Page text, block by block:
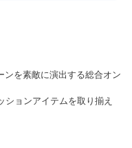
ンを素敵に演出する総合オン
ョンアイテムを取り揃え